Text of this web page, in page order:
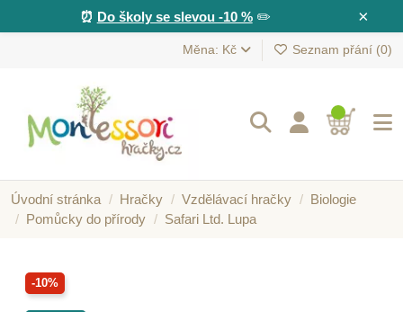
×
⏰ Do školy se slevou -10 %✏️
Měna: Kč Seznam přání (0)
Úvodní stránka Hračky Vzdělávací hračky
Biologie
Pomůcky do přírody
Safari Ltd. Lupa
-10%